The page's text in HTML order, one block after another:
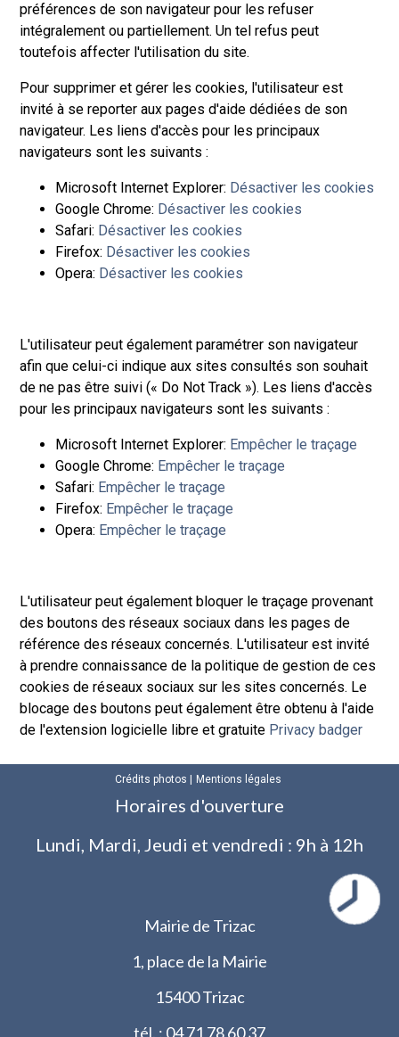
préférences de son navigateur pour les refuser
intégralement ou partiellement. Un tel refus peut
toutefois affecter l'utilisation du site.
Pour supprimer et gérer les cookies, l'utilisateur est
invité à se reporter aux pages d'aide dédiées de son
navigateur. Les liens d'accès pour les principaux
navigateurs sont les suivants :
Microsoft Internet Explorer: Désactiver les cookies
Google Chrome: Désactiver les cookies
Safari: Désactiver les cookies
Firefox: Désactiver les cookies
Opera: Désactiver les cookies
L'utilisateur peut également paramétrer son navigateur
afin que celui-ci indique aux sites consultés son souhait
de ne pas être suivi (« Do Not Track »). Les liens d'accès
pour les principaux navigateurs sont les suivants :
Microsoft Internet Explorer: Empêcher le traçage
Google Chrome: Empêcher le traçage
Safari: Empêcher le traçage
Firefox: Empêcher le traçage
Opera: Empêcher le traçage
L'utilisateur peut également bloquer le traçage provenant
des boutons des réseaux sociaux dans les pages de
référence des réseaux concernés. L'utilisateur est invité
à prendre connaissance de la politique de gestion de ces
cookies de réseaux sociaux sur les sites concernés. Le
blocage des boutons peut également être obtenu à l'aide
de l'extension logicielle libre et gratuite Privacy badger
Crédits photos Mentions légales
Horaires d'ouverture
Lundi, Mardi, Jeudi et vendredi : 9h à 12h
Mairie de Trizac
1, place de la Mairie
15400 Trizac
tél. : 04 71 78 60 37